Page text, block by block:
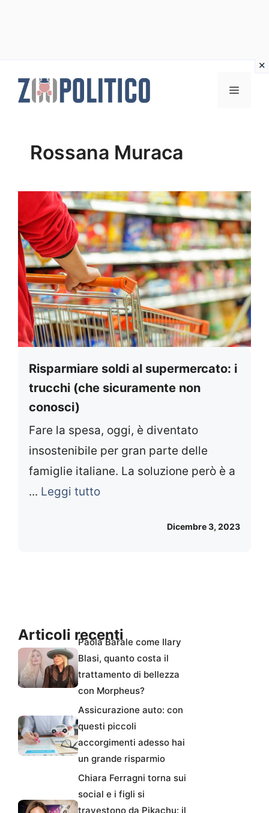
MENU
Rossana Muraca
Risparmiare soldi al supermercato: i
trucchi (che sicuramente non
conosci)
Fare la spesa, oggi, è diventato
insostenibile per gran parte delle
famiglie italiane. La soluzione però è a
... Leggi tutto
Dicembre 3, 2023
Articoli recentiPaola Barale come Ilary
Blasi, quanto costa il
trattamento di bellezza
con Morpheus?
Assicurazione auto: con
questi piccoli
accorgimenti adesso hai
un grande risparmio
Chiara Ferragni torna sui
social e i figli si
travestono da Pikachu: il